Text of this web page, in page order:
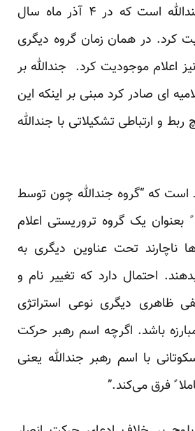
ظاهرا انشعابی از جندالله است که در ۴ آذر ماه سال
کرد. در‌‌ همان زمان گروه دیگری
اعلام موجودیت کرد. جندالله بر
ای صادر کرد مبنی بر اینکه این
و ارتباطی تشکیلاتی با جندالله
است که “گروه جندالله چون توسط
یک گروه تروریستی اعلام
ناچارند تحت عناوین دیگری به
احتمال دارد که تغییر نام و
ظاهری دیگری نوعی استراتژی
باشد. اگرچه اسم رهبر حرکت
با اسم رهبر جندالله یعنی
فرق می‌کند.”